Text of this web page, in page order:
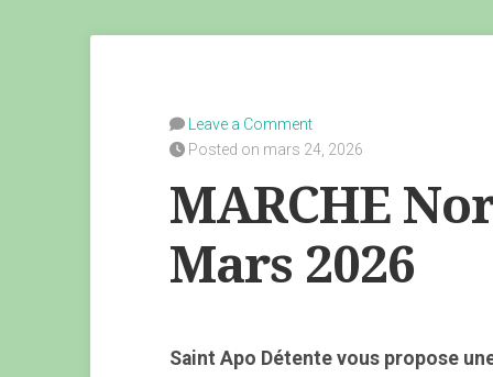
Leave a Comment
Posted on mars 24, 2026
MARCHE
Mars 2026
Saint Apo Détente vous propose